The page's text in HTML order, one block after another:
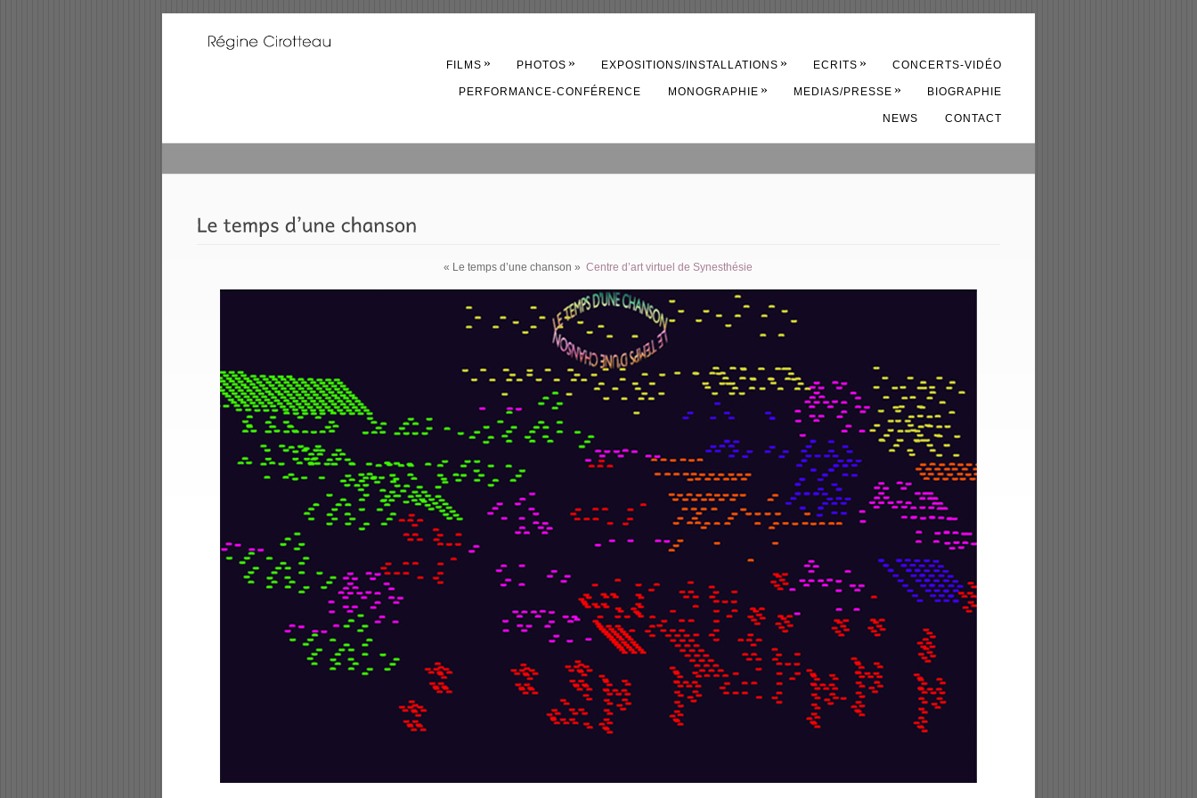
FILMS » PHOTOS » EXPOSITIONS/INSTALLATIONS » ECRITS » CONCERTS-VIDÉO
PERFORMANCE-CONFÉRENCE MONOGRAPHIE » MEDIAS/PRESSE » BIOGRAPHIE
NEWS CONTACT
« Le temps d’une chanson »Centre d’art virtuel de Synesthésie